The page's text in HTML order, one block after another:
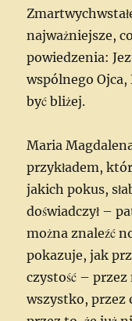
najważniejsze,
powiedzenia:
wspólnego Ojca,
być bliżej.
Maria
przykładem,
jakich pokus,
doświadczył –
można znaleźć
pokazuje, jak
czystość – przez
wszystko, przez